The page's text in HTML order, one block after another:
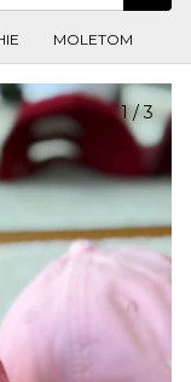
MOLETOM
1/3